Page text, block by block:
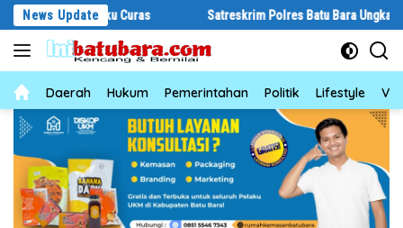
Langsung
konten
News Update
Pelaku Curas Satreskrim Polres Batu Bara Ungkap Kasus Curat,
NewsDaerah Hukum Pemerintahan Politik Lifestyle